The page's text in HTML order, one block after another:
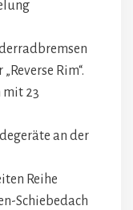
Rim“.
mit 23
an der
Reihe
Schiebedach